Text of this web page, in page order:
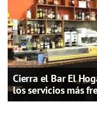
Cierra el Bar El
los servicios más